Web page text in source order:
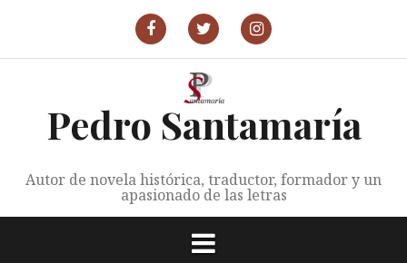
contenido
P.Santamaría
en
Facebook
P.Santamaría
en
X
P.
Santamaría
Pedro Santamaría
Autor de novela histórica, traductor, formador y un
apasionado de las letras